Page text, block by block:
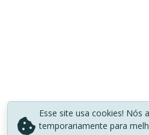
Esse site usa cookies! Nós
temporariamente para